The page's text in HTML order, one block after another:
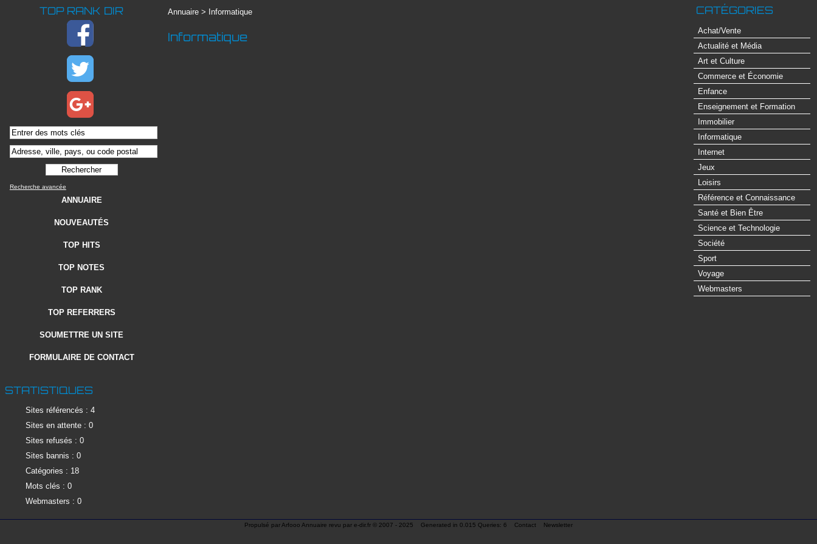
TOP RANK DIR
Recherche avancée
ANNUAIRE
NOUVEAUTÉS
TOP HITS
TOP NOTES
TOP RANK
TOP REFERRERS
SOUMETTRE UN SITE
FORMULAIRE DE CONTACT
STATISTIQUES
Sites référencés : 4
Sites en attente : 0
Sites refusés : 0
Sites bannis : 0
Catégories : 18
Mots clés : 0
Webmasters : 0
Annuaire > Informatique
Informatique
CATÉGORIES
Achat/Vente
Actualité et Média
Art et Culture
Commerce et Économie
Enfance
Enseignement et Formation
Immobilier
Informatique
Internet
Jeux
Loisirs
Référence et Connaissance
Santé et Bien Être
Science et Technologie
Société
Sport
Voyage
Webmasters
Propulsé parArfooo Annuaire revu par e-dir.fr © 2007 - 2025 Generated in 0.015 Queries: 6 Contact Newsletter